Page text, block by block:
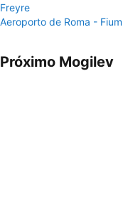
Freyre
Aeroporto de Roma -
Próximo Mogilev